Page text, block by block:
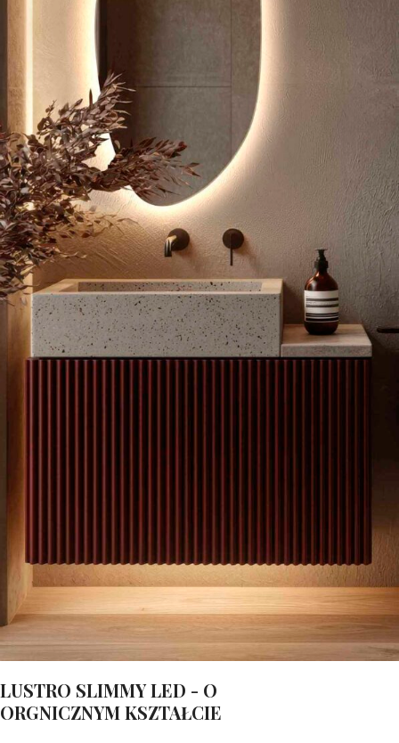
LUSTRO SLIMMY LED - O
ORGNICZNYM KSZTAŁCIE